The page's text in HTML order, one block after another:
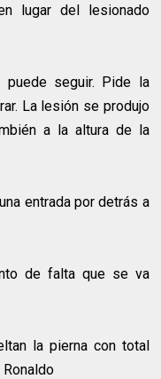
lugar del lesionado
puede seguir. Pide la
La lesión se produjo
a la altura de la
entrada por detrás a
de falta que se va
la pierna con total